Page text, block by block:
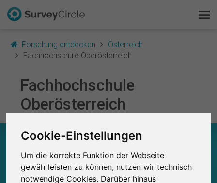
Cookie-Einstellungen
Um die korrekte Funktion der Webseite
gewährleisten zu können, nutzen wir technisch
notwendige Cookies. Darüber hinaus
Forschung entdecken
Österreich
Fachhochschule Oberösterreich
Fachhochschule
Oberösterreich
FACHHOCHSCHULE OBERÖSTERREICH – AUF
Studien
Das ist SurveyCircle
Survey Ranking
Forschung entdecken
FAQ